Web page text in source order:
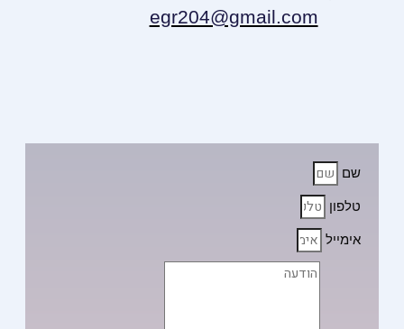
egr204@gmail.com
שם
טלפון
אימייל